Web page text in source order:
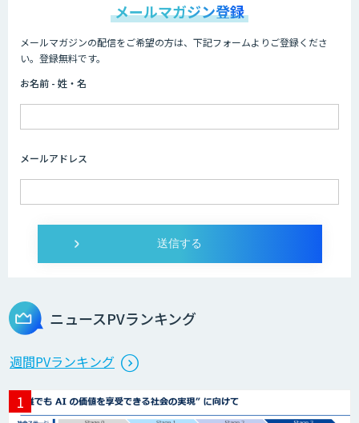
メールマガジン登録
メールマガジンの配信をご希望の方は、下記フォームよりご登録くださ
い。登録無料です。
お名前 - 姓・名
メールアドレス
ニュースPVランキング
週間PVランキング